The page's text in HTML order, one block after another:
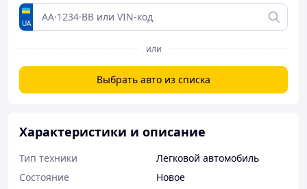
UA
или
Выбрать авто из списка
Характеристики и описание
Тип техники
Легковой автомобиль
Состояние
Новое